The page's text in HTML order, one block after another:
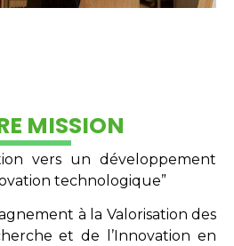
MISSION
vers un développement
technologique”
à la Valorisation des
et de l’Innovation en